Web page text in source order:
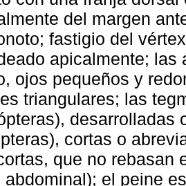
del margen
fastigio del
apicalmente;
ojos pequeños y
triangulares; las
desarrolladas
cortas o
que no rebasan
abdominal); el peine